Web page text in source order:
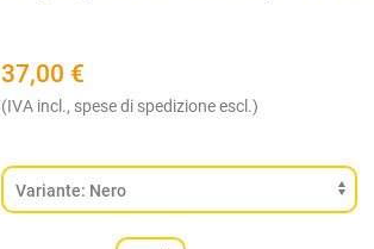
37,00 €
(IVA incl., spese di spedizione escl.)